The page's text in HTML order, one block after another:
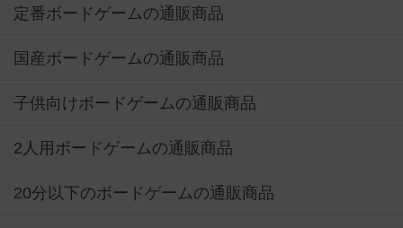
定番ボードゲームの通販商品
国産ボードゲームの通販商品
子供向けボードゲームの通販商品
2人用ボードゲームの通販商品
20分以下のボードゲームの通販商品